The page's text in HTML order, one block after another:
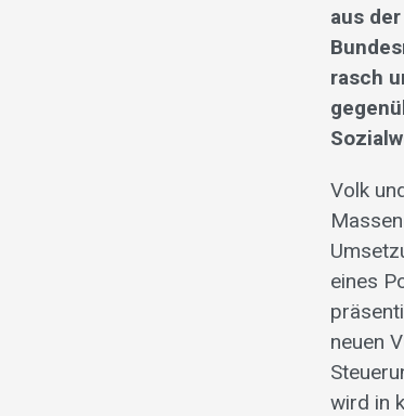
aus
rasch
Volk
eines
neuen
wird in